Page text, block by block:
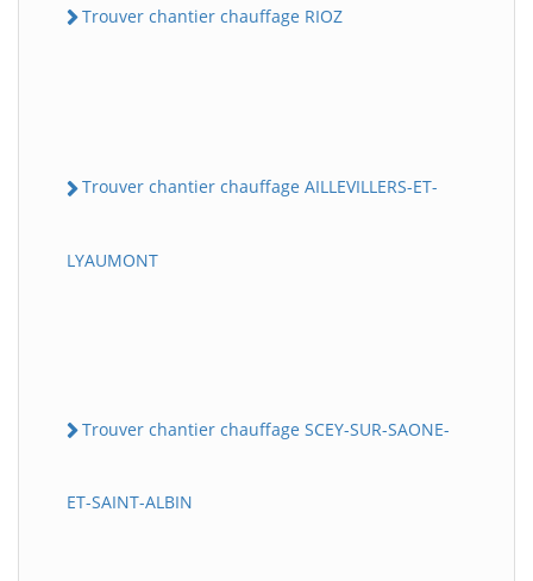
Trouver chantier chauffage RIOZ
Trouver chantier chauffage AILLEVILLERS-ET-
LYAUMONT
Trouver chantier chauffage SCEY-SUR-SAONE-
ET-SAINT-ALBIN